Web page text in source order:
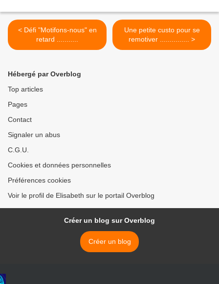
< Défi "Motifons-nous" en
retard ...........
Une petite custo pour se
remotiver ............... >
Hébergé par Overblog
Top articles
Pages
Contact
Signaler un abus
C.G.U.
Cookies et données personnelles
Préférences cookies
Voir le profil de Elisabeth sur le portail Overblog
Créer un blog sur Overblog
Créer un blog